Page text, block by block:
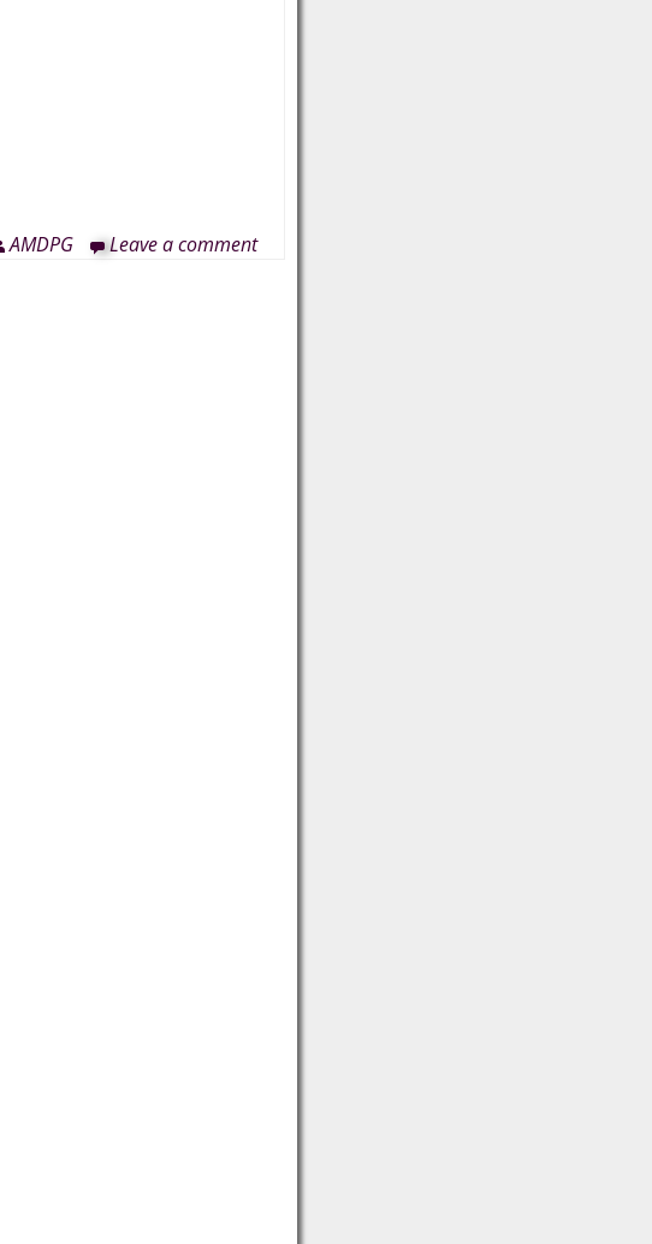
AMDPG Leave a comment